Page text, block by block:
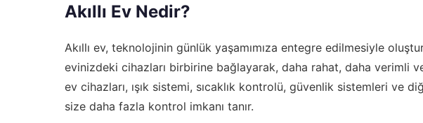
Akıllı Ev Nedir?
Akıllı ev, teknolojinin günlük yaşamımıza entegre edilmesiyle
evinizdeki cihazları birbirine bağlayarak, daha rahat, daha verimli
ev cihazları, ışık sistemi, sıcaklık kontrolü, güvenlik sistemleri ve
size daha fazla kontrol imkanı tanır.